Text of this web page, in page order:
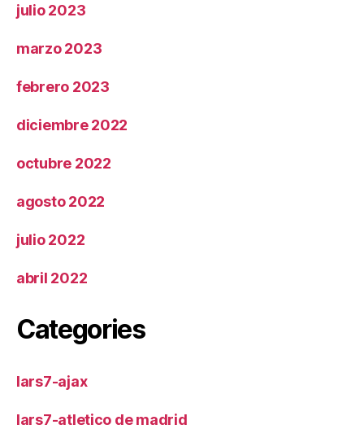
julio 2023
marzo 2023
febrero 2023
diciembre 2022
octubre 2022
agosto 2022
julio 2022
abril 2022
Categories
lars7-ajax
lars7-atletico de madrid